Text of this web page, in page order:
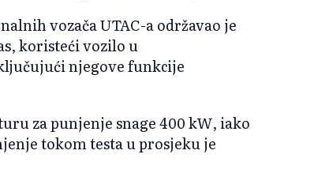
vozača UTAC-a održavao je
koristeći vozilo u
njegove funkcije
za punjenje snage 400 kW, iako
tokom testa u prosjeku je